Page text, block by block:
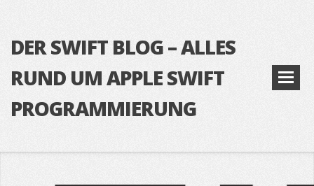
DER SWIFT BLOG – ALLES
RUND UM APPLE SWIFT
PROGRAMMIERUNG